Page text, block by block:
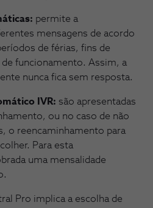
permite a
mensagens de acordo
de férias, fins de
funcionamento. Assim, a
nunca fica sem resposta.
IVR: são apresentadas
ou no caso de não
o reencaminhamento para
Para esta
uma mensalidade
Pro implica a escolha de